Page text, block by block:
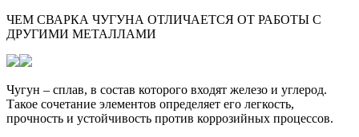
ЧЕМ СВАРКА ЧУГУНА ОТЛИЧАЕТСЯ ОТ РАБОТЫ С
ДРУГИМИ МЕТАЛЛАМИ
Чугун – сплав, в состав которого входят железо и углерод.
Такое сочетание элементов определяет его легкость,
прочность и устойчивость против коррозийных процессов.